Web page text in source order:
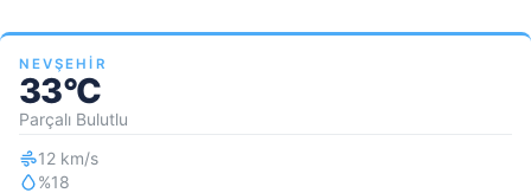
NEVŞEHIR
33°C
Parçalı Bulutlu
12 km/s
%18